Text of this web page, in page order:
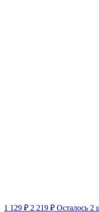
1 129 ₽ 2 219 ₽ Осталось 2